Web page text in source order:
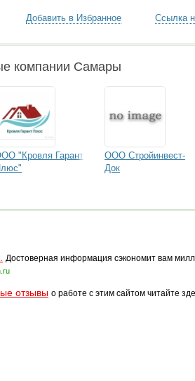
Добавить в Избранное Ссылка
компании Самары
"Кровля Гарант
ООО Стройинвест-
Док
Достоверная информация сэкономит вам
отзывы о работе с этим сайтом читайте